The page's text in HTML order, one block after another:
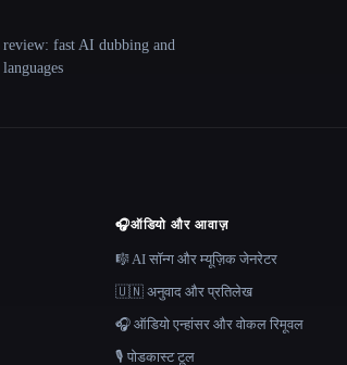
review: fast AI dubbing and
🎧ऑडियो और आवाज़
🎼 AI सॉन्ग और म्यूज़िक जेनरेटर
🇺🇳 अनुवाद और प्रतिलेख
🎧 ऑडियो एन्हांसर और वोकल रिमूवल
🎙️ पोडकास्ट टूल